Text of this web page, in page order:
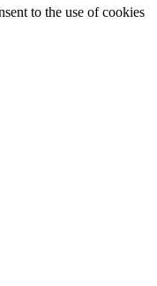
to the use of cookies